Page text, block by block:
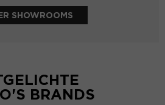
SHOWROOMS
BRANDS